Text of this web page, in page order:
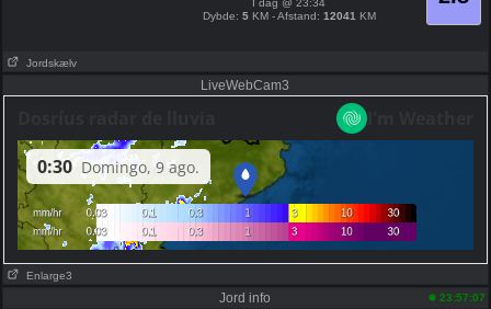
I dag @ 23:34
Dybde: 5KM - Afstand: 12041 KM
Jordskælv
LiveWebCam3
Enlarge3
Jord info
23:57:07